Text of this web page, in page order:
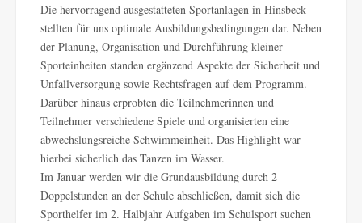
Die hervorragend ausgestatteten Sportanlagen in Hinsbeck
stellten für uns optimale Ausbildungsbedingungen dar. Neben
der Planung, Organisation und Durchführung kleiner
Sporteinheiten standen ergänzend Aspekte der Sicherheit und
Unfallversorgung sowie Rechtsfragen auf dem Programm.
Darüber hinaus erprobten die Teilnehmerinnen und
Teilnehmer verschiedene Spiele und organisierten eine
abwechslungsreiche Schwimmeinheit. Das Highlight war
hierbei sicherlich das Tanzen im Wasser.
Im Januar werden wir die Grundausbildung durch 2
Doppelstunden an der Schule abschließen, damit sich die
Sporthelfer im 2. Halbjahr Aufgaben im Schulsport suchen